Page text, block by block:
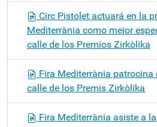
Circ Pistolet actuará en la
Mediterrània como mejor
calle de los Premios Zirkòlika
Fira Mediterrània patrocina
calle de los Premis Zirkòlika
Fira Mediterrània asiste a